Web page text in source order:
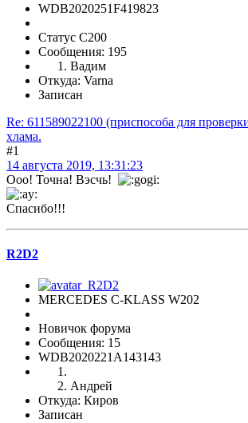
WDB2020251F419823
Статус C200
Сообщения: 195
Вадим
Откуда: Varna
Записан
Re: 611589022100 (приспособа для
хлама.
#1
14 августа 2019, 13:31:23
Ооо! Точна! Вэсчь!
Спасибо!!!
R2D2
MERCEDES C-KLASS W202
Новичок форума
Сообщения: 15
WDB2020221A143143
Андрей
Откуда: Киров
Записан